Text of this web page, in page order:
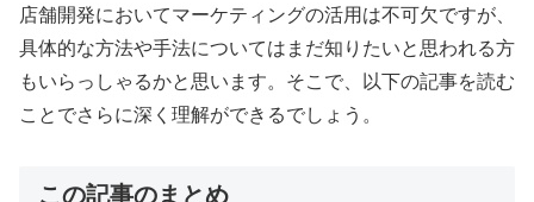
店舗開発においてマーケティングの活用は不可欠ですが、
具体的な方法や手法についてはまだ知りたいと思われる方
もいらっしゃるかと思います。そこで、以下の記事を読む
ことでさらに深く理解ができるでしょう。
この記事のまとめ